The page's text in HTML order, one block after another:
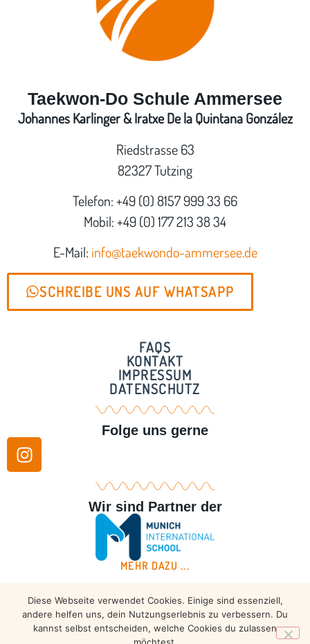
Taekwon-Do Schule Ammersee
Johannes Karlinger & Iratxe De la Quintana González
Riedstrasse 63
82327 Tutzing
Telefon: +49 (0) 8157 999 33 66
Mobil: +49 (0) 177 213 38 34
E-Mail: info@taekwondo-ammersee.de
SCHREIBE UNS AUF WHATSAPP
FAQS
KONTAKT
IMPRESSUM
DATENSCHUTZ
Folge uns gerne
Wir sind Partner der
MEHR DAZU ...
Copyright © 2026 – Taekwondo Ammersee | All rights
reserved.
Diese Webseite verwendet Cookies. Einige sind essenziell,
andere helfen uns, dein Nutzungserlebnis zu verbessern. Du
kannst selbst entscheiden, welche Cookies du zulassen